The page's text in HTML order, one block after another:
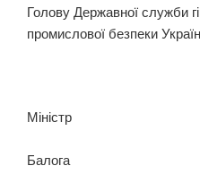
Голову Державної служби
промислової безпеки
Міністр
Балога